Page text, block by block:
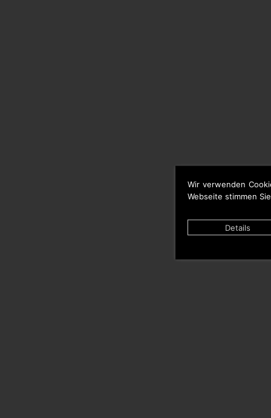
Wir verwenden
Webseite stimmen
Details